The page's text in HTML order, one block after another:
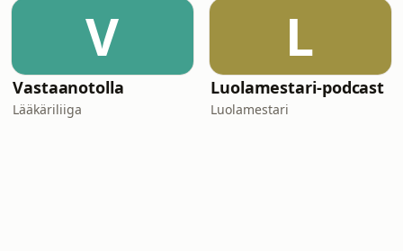
V
Vastaanotolla
Lääkäriliiga
L
Luolamestari-podcast
Luolamestari